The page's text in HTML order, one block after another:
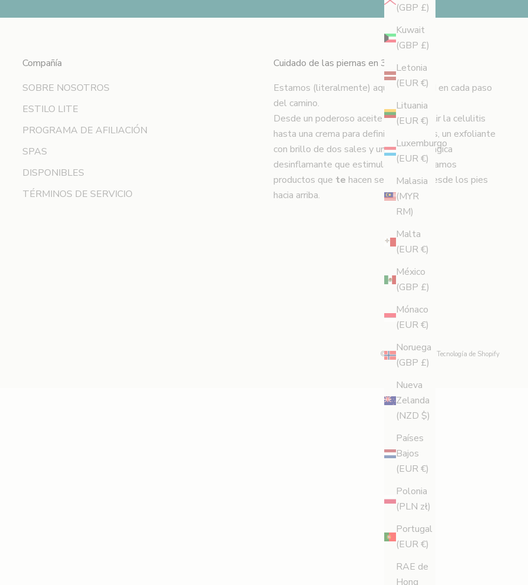
(GBP £)
Kuwait
(GBP £)
Letonia
(EUR €)
Lituania
(EUR €)
Luxemburgo
(EUR €)
Malasia
(MYR
RM)
Malta
(EUR €)
México
(GBP £)
Mónaco
(EUR €)
Noruega
(GBP £)
Nueva
Zelanda
(NZD $)
Países
Bajos
(EUR €)
Polonia
(PLN zł)
Portugal
(EUR €)
RAE de
Hong
Compañía
SOBRE NOSOTROS
ESTILO LITE
PROGRAMA DE AFILIACIÓN
SPAS
DISPONIBLES
TÉRMINOS DE SERVICIO
Cuidado de las piernas en 360°
Estamos (literalmente) aquí para usted en cada paso
del camino.
Desde un poderoso aceite para combatir la celulitis
hasta una crema para definir los glúteos, un exfoliante
con brillo de dos sales y una mezcla mágica
desinflamante que estimula la linfa, creamos
productos que te hacen sentir genial desde los pies
hacia arriba.
© 2026 - Legology Tecnología de Shopify